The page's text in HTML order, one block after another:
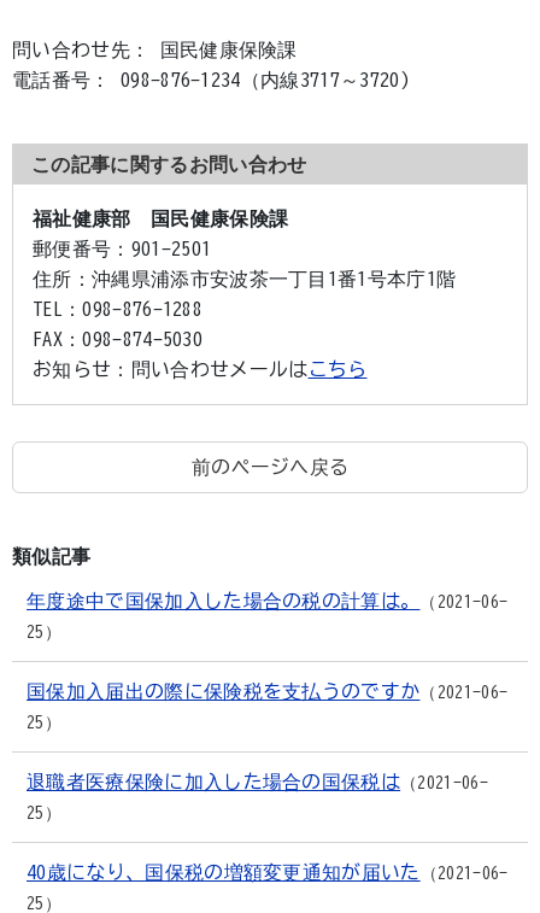
問い合わせ先： 国民健康保険課
電話番号： 098-876-1234（内線3717～3720)
この記事に関するお問い合わせ
福祉健康部 国民健康保険課
郵便番号： 901-2501
住所： 沖縄県浦添市安波茶一丁目1番1号本庁1階
TEL：098-876-1288
FAX：098-874-5030
お知らせ：
問い合わせメールはこちら
前のページへ戻る
類似記事
年度途中で国保加入した場合の税の計算は。
2021-06-
25
国保加入届出の際に保険税を支払うのですか
2021-06-
25
退職者医療保険に加入した場合の国保税は
2021-06-
25
40歳になり、国保税の増額変更通知が届いた
2021-06-
25